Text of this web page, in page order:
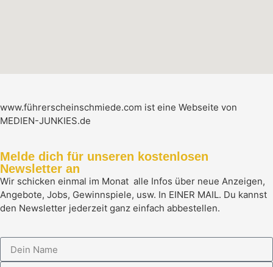
www.führerscheinschmiede.com ist eine Webseite von
MEDIEN-JUNKIES.de
Melde dich für unseren kostenlosen
Newsletter an
Wir schicken einmal im Monat alle Infos über neue Anzeigen,
Angebote, Jobs, Gewinnspiele, usw. In EINER MAIL. Du kannst
den Newsletter jederzeit ganz einfach abbestellen.